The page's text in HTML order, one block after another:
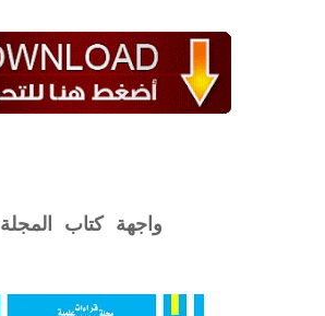
واجهة كتاب المجلة